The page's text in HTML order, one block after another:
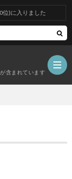
含まれています
入りました